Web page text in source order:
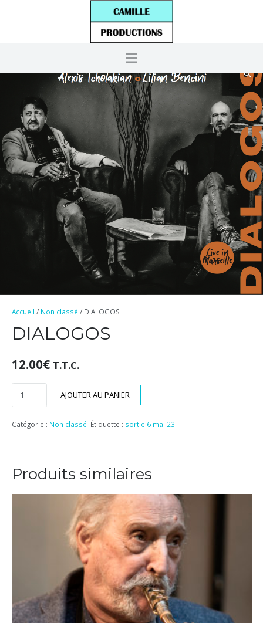
Accueil / Non classé / DIALOGOS
DIALOGOS
12.00€ T.T.C.
AJOUTER AU PANIER
Catégorie : Non classé Étiquette : sortie 6 mai 23
Produits similaires